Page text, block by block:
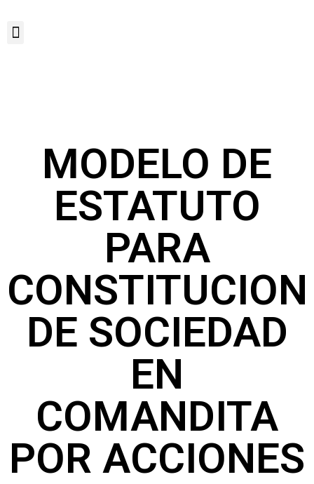
MODELO DE
ESTATUTO
PARA
CONSTITUCION
DE SOCIEDAD
EN
COMANDITA
POR ACCIONES